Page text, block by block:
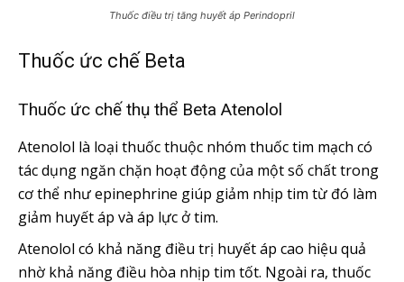
Thuốc điều trị tăng huyết áp Perindopril
Thuốc ức chế Beta
Thuốc ức chế thụ thể Beta Atenolol
Atenolol là loại thuốc thuộc nhóm thuốc tim mạch có
tác dụng ngăn chặn hoạt động của một số chất trong
cơ thể như epinephrine giúp giảm nhịp tim từ đó làm
giảm huyết áp và áp lực ở tim.
Atenolol có khả năng điều trị huyết áp cao hiệu quả
nhờ khả năng điều hòa nhịp tim tốt. Ngoài ra, thuốc